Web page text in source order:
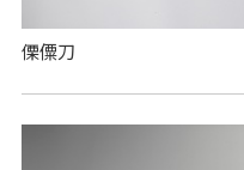
傈僳刀